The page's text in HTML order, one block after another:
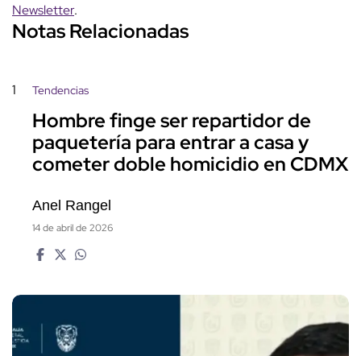
Newsletter.
Notas Relacionadas
1 Tendencias
Hombre finge ser repartidor de
paquetería para entrar a casa y
cometer doble homicidio en CDMX
Anel Rangel
14 de abril de 2026